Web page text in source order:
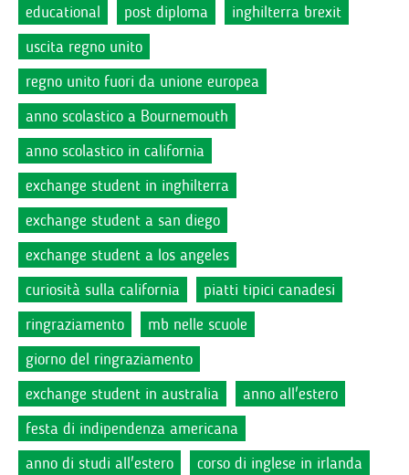
educational
post diploma
inghilterra brexit
uscita regno unito
regno unito fuori da unione europea
anno scolastico a Bournemouth
anno scolastico in california
exchange student in inghilterra
exchange student a san diego
exchange student a los angeles
curiosità sulla california
piatti tipici canadesi
ringraziamento
mb nelle scuole
giorno del ringraziamento
exchange student in australia
anno all'estero
festa di indipendenza americana
anno di studi all'estero
corso di inglese in irlanda